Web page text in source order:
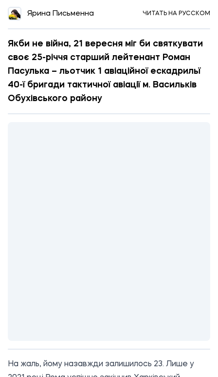
Ярина Письменна ЧИТАТЬ НА РУССКОМ
Якби не війна, 21 вересня міг би святкувати
своє 25-річчя старший лейтенант Роман
Пасулька – льотчик 1 авіаційної ескадрильї
40-ї бригади тактичної авіації м. Васильків
Обухівського району
На жаль, йому назавжди залишилось 23. Лише у